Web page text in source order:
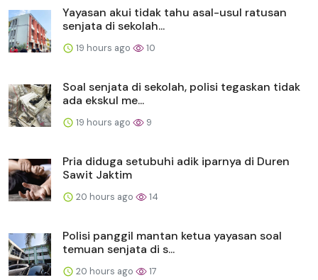
Yayasan akui tidak tahu asal-usul ratusan
senjata di sekolah...
19 hours ago 10
Soal senjata di sekolah, polisi tegaskan tidak
ada ekskul me...
19 hours ago 9
Pria diduga setubuhi adik iparnya di Duren
Sawit Jaktim
20 hours ago 14
Polisi panggil mantan ketua yayasan soal
temuan senjata di s...
20 hours ago 17